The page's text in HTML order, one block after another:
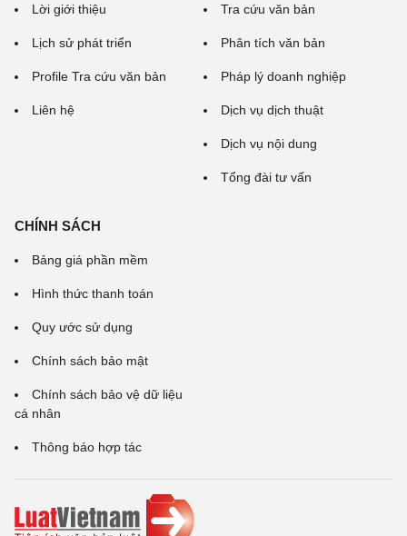
Lời giới thiệu
Lịch sử phát triển
Profile Tra cứu văn bản
Liên hệ
Tra cứu văn bản
Phân tích văn bản
Pháp lý doanh nghiệp
Dịch vụ dịch thuật
Dịch vụ nội dung
Tổng đài tư vấn
CHÍNH SÁCH
Bảng giá phần mềm
Hình thức thanh toán
Quy ước sử dụng
Chính sách bảo mật
Chính sách bảo vệ dữ liệu
cá nhân
Thông báo hợp tác